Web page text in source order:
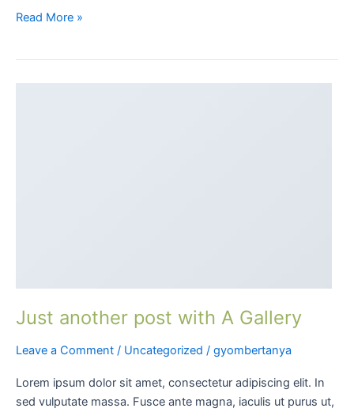
Read More »
Just another post with A Gallery
Leave a Comment / Uncategorized / gyombertanya
Lorem ipsum dolor sit amet, consectetur adipiscing elit. In
sed vulputate massa. Fusce ante magna, iaculis ut purus ut,